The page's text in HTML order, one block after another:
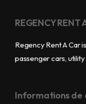
REGENCY RENT
Regency Rent A Car
passenger cars,
Informations de